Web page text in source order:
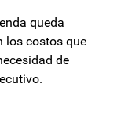
queda
los costos que
de